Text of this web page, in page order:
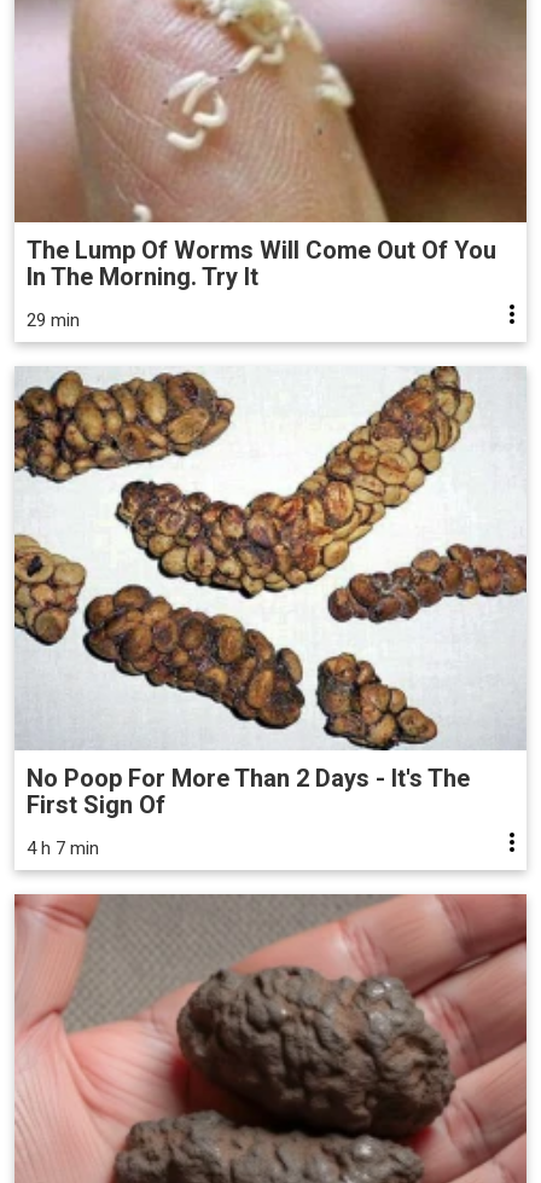
The Lump Of Worms Will Come Out Of You
In The Morning. Try It
29 min
No Poop For More Than 2 Days - It's The
First Sign Of
4 h 7 min